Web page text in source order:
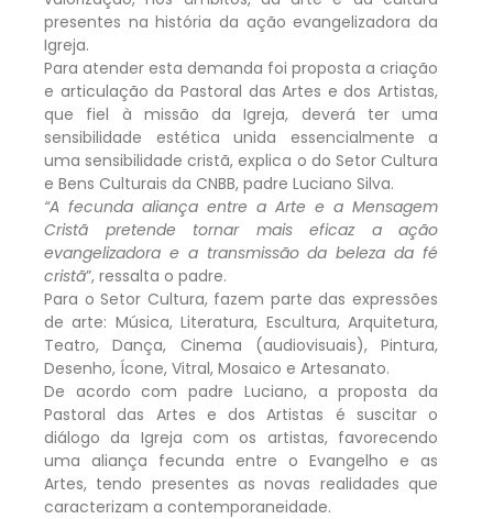
presentes na história da ação evangelizadora da
Igreja.
Para atender esta demanda foi proposta a criação
e articulação da Pastoral das Artes e dos Artistas,
que fiel à missão da Igreja, deverá ter uma
sensibilidade estética unida essencialmente a
uma sensibilidade cristã, explica o do Setor Cultura
e Bens Culturais da CNBB, padre Luciano Silva.
“A fecunda aliança entre a Arte e a Mensagem
Cristã pretende tornar mais eficaz a ação
evangelizadora e a transmissão da beleza da fé
cristã”, ressalta o padre.
Para o Setor Cultura, fazem parte das expressões
de arte: Música, Literatura, Escultura, Arquitetura,
Teatro, Dança, Cinema (audiovisuais), Pintura,
Desenho, Ícone, Vitral, Mosaico e Artesanato.
De acordo com padre Luciano, a proposta da
Pastoral das Artes e dos Artistas é suscitar o
diálogo da Igreja com os artistas, favorecendo
uma aliança fecunda entre o Evangelho e as
Artes, tendo presentes as novas realidades que
caracterizam a contemporaneidade.